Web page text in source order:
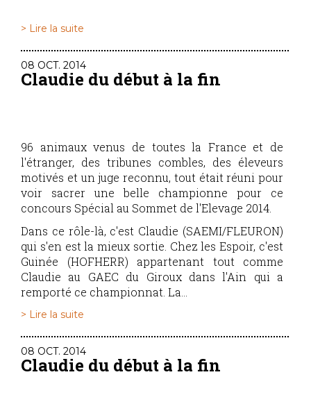
> Lire la suite
08 OCT. 2014
Claudie du début à la fin
96 animaux venus de toutes la France et de
l'étranger, des tribunes combles, des éleveurs
motivés et un juge reconnu, tout était réuni pour
voir sacrer une belle championne pour ce
concours Spécial au Sommet de l'Elevage 2014.
Dans ce rôle-là, c'est Claudie (SAEMI/FLEURON)
qui s'en est la mieux sortie. Chez les Espoir, c'est
Guinée (HOFHERR) appartenant tout comme
Claudie au GAEC du Giroux dans l'Ain qui a
remporté ce championnat. La...
> Lire la suite
08 OCT. 2014
Claudie du début à la fin